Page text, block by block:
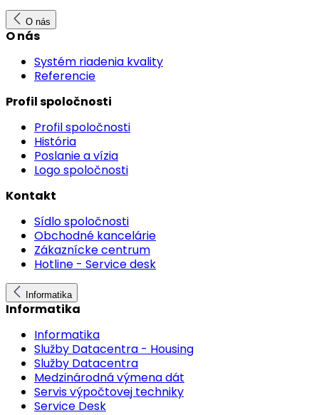
O nás
O nás
Systém riadenia kvality
Referencie
Profil spoločnosti
Profil spoločnosti
História
Poslanie a vízia
Logo spoločnosti
Kontakt
Sídlo spoločnosti
Obchodné kancelárie
Zákaznícke centrum
Hotline - Service desk
Informatika
Informatika
Informatika
Služby Datacentra - Housing
Služby Datacentra
Medzinárodná výmena dát
Servis výpočtovej techniky
Service Desk